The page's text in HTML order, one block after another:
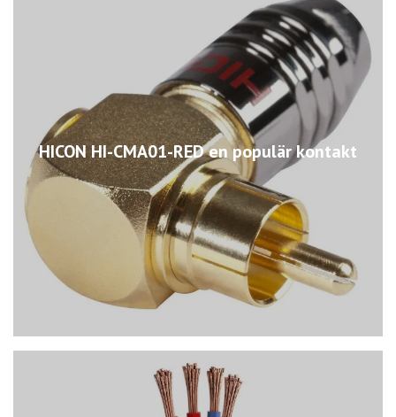
HICON HI-CMA01-RED en populär kontakt